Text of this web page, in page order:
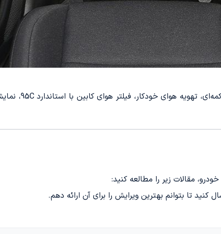
مقالات زیر را مطالعه کنید:
کنید تا بتوانم بهترین ویرایش را برای آن ارائه دهم.